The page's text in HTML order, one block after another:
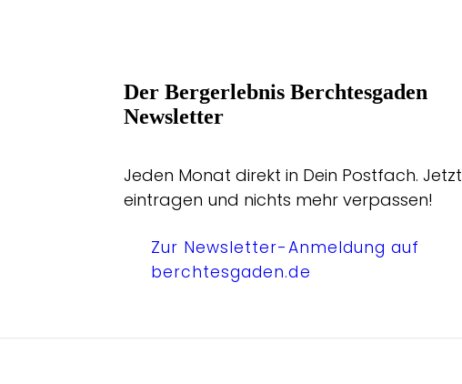
Der Bergerlebnis Berchtesgaden
Newsletter
Jeden Monat direkt in Dein Postfach. Jetzt
eintragen und nichts mehr verpassen!
Zur Newsletter-Anmeldung auf
berchtesgaden.de